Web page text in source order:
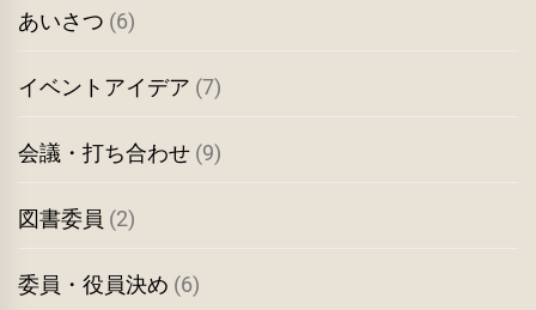
あいさつ (6)
イベントアイデア (7)
会議・打ち合わせ (9)
図書委員 (2)
委員・役員決め (6)